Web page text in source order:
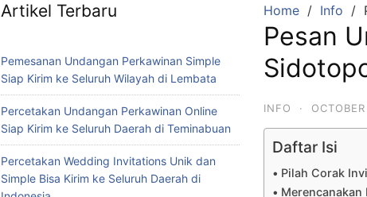
Home Info
Pesan
INFO ·
Daftar Isi
Pilah Corak
Merencanakan
Artikel Terbaru
Pemesanan Undangan Perkawinan Simple
Siap Kirim ke Seluruh Wilayah di Lembata
Percetakan Undangan Perkawinan Online
Siap Kirim ke Seluruh Daerah di Teminabuan
Percetakan Wedding Invitations Unik dan
Simple Bisa Kirim ke Seluruh Daerah di